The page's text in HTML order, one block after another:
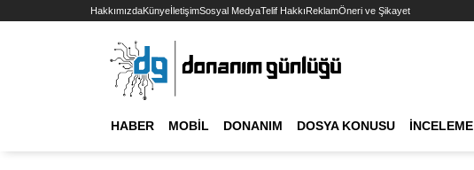
HakkımızdaKünyeİletişimSosyal MedyaTelif HakkıReklamÖneri ve Şikayet
HABER MOBIL DONANIM DOSYA KONUSU İNCELEME